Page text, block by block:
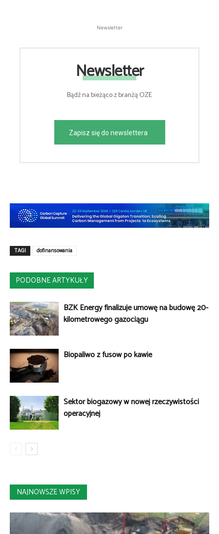
Newsletter
Newsletter
Bądź na bieżąco z branżą OZE
Zapisz się do newslettera
TAGI dofinansowania
PODOBNE ARTYKUŁY
BZK Energy finalizuje umowę na budowę 20-
kilometrowego gazociągu
Biopaliwo z fusów po kawie
Sektor biogazowy w nowej rzeczywistości
operacyjnej
NAJNOWSZE WPISY